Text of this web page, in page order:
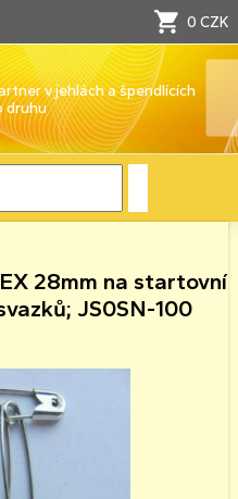
0 CZK
v jehlách a špendlících
druhu
28mm na startovní
JS0SN-100